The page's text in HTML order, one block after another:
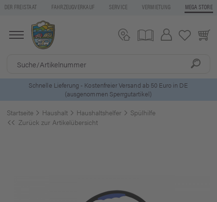
DER FREISTAAT FAHRZEUGVERKAUF SERVICE VERMIETUNG MEGA STORE
5 Euro Gutschein* beiNewsletter-Anmeldung
Startseite Haushalt Haushaltshelfer
Spülhilfe
Zurück zur Artikelübersicht